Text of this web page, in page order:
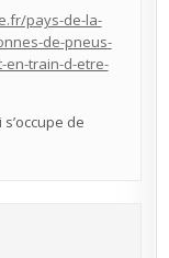
pays-de-la-
de-pneus-
en-train-d-etre-
de